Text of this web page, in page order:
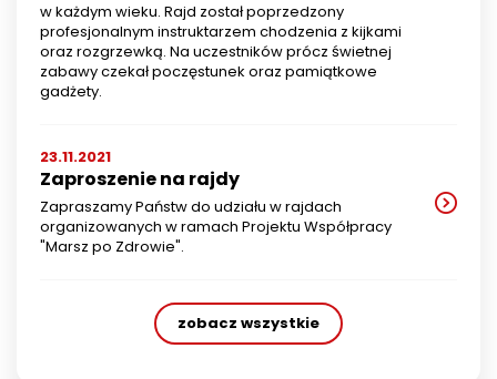
w każdym wieku. Rajd został poprzedzony
profesjonalnym instruktarzem chodzenia z kijkami
oraz rozgrzewką. Na uczestników prócz świetnej
zabawy czekał poczęstunek oraz pamiątkowe
gadżety.
23.11.2021
Zaproszenie na rajdy
Zapraszamy Państw do udziału w rajdach
organizowanych w ramach Projektu Współpracy
"Marsz po Zdrowie".
zobacz wszystkie